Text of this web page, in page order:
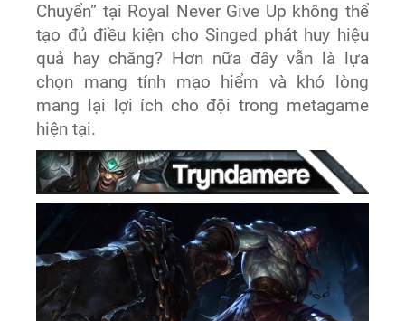
Chuyển” tại Royal Never Give Up không thể
tạo đủ điều kiện cho Singed phát huy hiệu
quả hay chăng? Hơn nữa đây vẫn là lựa
chọn mang tính mạo hiểm và khó lòng
mang lại lợi ích cho đội trong metagame
hiện tại.